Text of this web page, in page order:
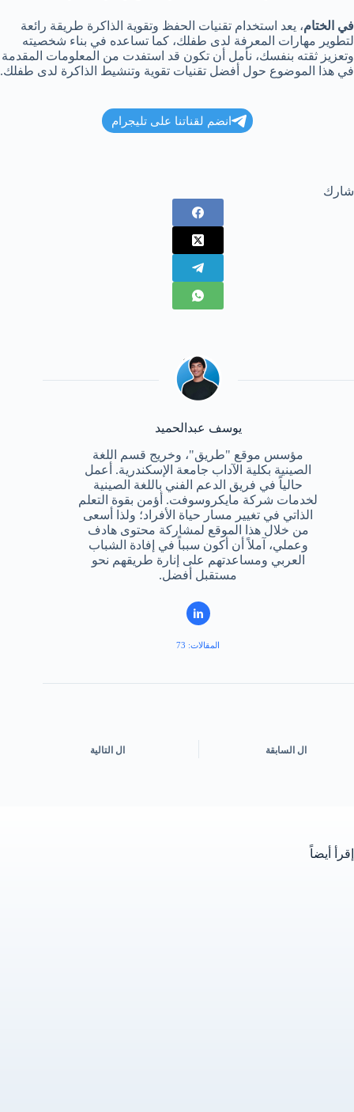
في الختام، يعد استخدام تقنيات الحفظ وتقوية الذاكرة طريقة رائعة
لتطوير مهارات المعرفة لدى طفلك، كما تساعده في بناء شخصيته
وتعزيز ثقته بنفسك، نأمل أن تكون قد استفدت من المعلومات المقدمة
في هذا الموضوع حول أفضل تقنيات تقوية وتنشيط الذاكرة لدى طفلك.
انضم لقناتنا على تليجرام
شارك
يوسف عبدالحميد
مؤسس موقع "طريق"، وخريج قسم اللغة
الصينية بكلية الآداب جامعة الإسكندرية. أعمل
حالياً في فريق الدعم الفني باللغة الصينية
لخدمات شركة مايكروسوفت. أؤمن بقوة التعلم
الذاتي في تغيير مسار حياة الأفراد؛ ولذا أسعى
من خلال هذا الموقع لمشاركة محتوى هادف
وعملي، آملاً أن أكون سبباً في إفادة الشباب
العربي ومساعدتهم على إنارة طريقهم نحو
مستقبل أفضل.
المقالات: 73
ال السابقة ال التالية
إقرأ أيضاً